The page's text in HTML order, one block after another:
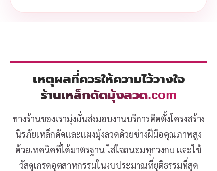
เหตุผลที่ควรให้ความไว้วางใจ
ร้านเหล็กดัดมุ้งลวด.com
ทางร้านของเรามุ่งมั่นส่งมอบงานบริการติดตั้งโครงสร้าง
นิรภัยเหล็กดัดและแผงมุ้งลวดด้วยช่างฝีมือคุณภาพสูง
ด้วยเทคนิคที่ได้มาตรฐาน ใส่ใจถนอมทุกวงกบ และใช้
วัสดุเกรดอุตสาหกรรมในงบประมาณที่ยุติธรรมที่สุด